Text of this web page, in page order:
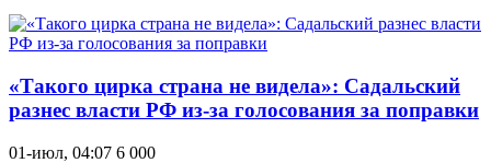
«Такого цирка страна не видела»: Садальский
разнес власти РФ из-за голосования за поправки
01-июл, 04:07 6 000